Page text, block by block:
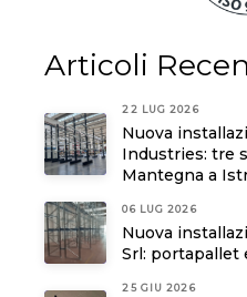
Articoli
22 LUG 2026
Nuova
Industries: tre
Mantegna a
06 LUG 2026
Nuova
Srl: portapallet
25 GIU 2026